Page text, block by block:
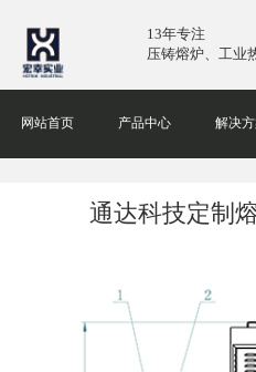
13年专注
压铸熔炉、工业
网站首页 产品中心 解决
通达科技定制